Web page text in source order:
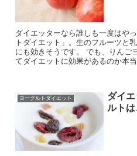
ダイエッターなら誰しも一度はや
トダイエット」。生のフルーツと
にも効きそうです。 でも、りんご
てダイエットに効果があるのか本
ヨーグルトダイエット
ダイ
ルト